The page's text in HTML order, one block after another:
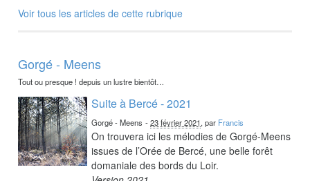
Voir tous les articles de cette rubrique
Gorgé - Meens
Tout ou presque ! depuis un lustre bientôt…
Suite à Bercé - 2021
Gorgé - Meens -23 février 2021, par Francis
On trouvera ici les mélodies de Gorgé-Meens
issues de l’Orée de Bercé, une belle forêt
domaniale des bords du Loir.